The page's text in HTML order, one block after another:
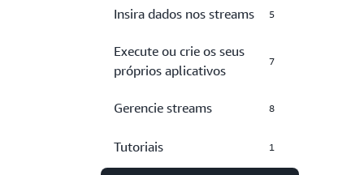
Insira dados nos streams 5
Execute ou crie os seus
próprios aplicativos
7
Gerencie streams 8
Tutoriais 1